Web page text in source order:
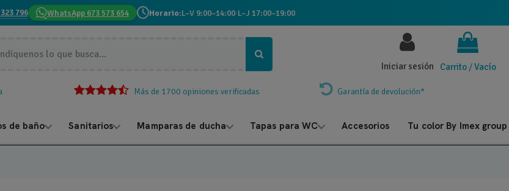
796 WhatsApp 673 573 654 Horario:L–V 9:00–14:00·L–J 17:00–19:00
Carrito /Vacío
Iniciar sesión
Más de 1700 opiniones verificadas Garantía de devolución*
de baño Sanitarios Mamparas de ducha Tapas para WC Accesorios Tu color By Imex group